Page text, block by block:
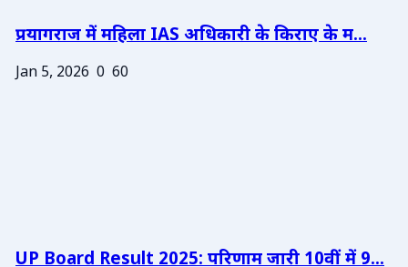
प्रयागराज में महिला IAS अधिकारी के किराए के म...
Jan 5, 2026 0 60
UP Board Result 2025: परिणाम जारी 10वीं में 9...